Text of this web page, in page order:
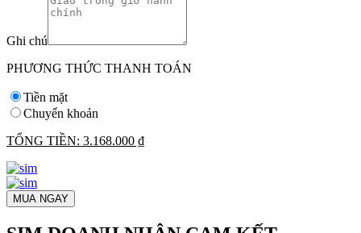
Ghi chú
PHƯƠNG THỨC THANH TOÁN
Tiền mặt
Chuyển khoản
TỔNG TIỀN: 3.168.000 ₫
MUA NGAY